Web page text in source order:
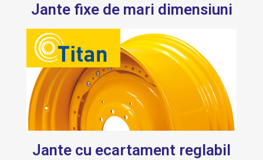
Jante fixe de mari dimensiuni
Jante cu ecartament reglabil